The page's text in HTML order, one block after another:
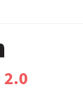
2.0